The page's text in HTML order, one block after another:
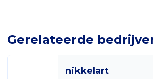
Gerelateerde
nikkelart